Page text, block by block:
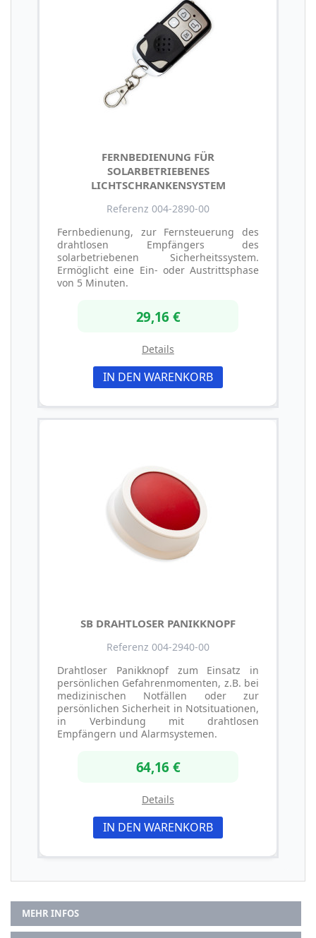
FERNBEDIENUNG FÜR
SOLARBETRIEBENES
LICHTSCHRANKENSYSTEM
Referenz 004-2890-00
Fernbedienung, zur Fernsteuerung des
drahtlosen Empfängers des
solarbetriebenen Sicherheitssystem.
Ermöglicht eine Ein- oder Austrittsphase
von 5 Minuten.
29,16 €
Details
IN DEN WARENKORB
SB DRAHTLOSER PANIKKNOPF
Referenz 004-2940-00
Drahtloser Panikknopf zum Einsatz in
persönlichen Gefahrenmomenten, z.B. bei
medizinischen Notfällen oder zur
persönlichen Sicherheit in Notsituationen,
in Verbindung mit drahtlosen
Empfängern und Alarmsystemen.
64,16 €
Details
IN DEN WARENKORB
MEHR INFOS